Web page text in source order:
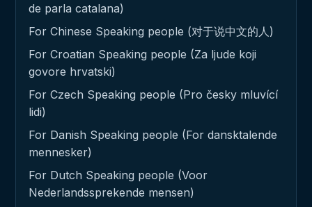
de parla catalana)
For Chinese Speaking people (对于说中文的人)
For Croatian Speaking people (Za ljude koji
govore hrvatski)
For Czech Speaking people (Pro česky mluvící
lidi)
For Danish Speaking people (For dansktalende
mennesker)
For Dutch Speaking people (Voor
Nederlandssprekende mensen)